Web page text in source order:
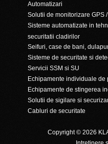
Automatizari
Solutii de monitorizare GPS
Sisteme automatizate in
securitatii cladirilor
Seifuri, case de bani,
Sisteme de securitate si
Servicii SSM si SU
Echipamente individuale de
Echipamente de stingerea
Solutii de sigilare si
Cabluri de securitate
Copyright © 2026